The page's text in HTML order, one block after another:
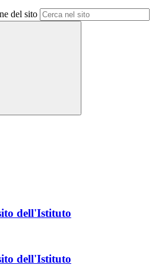
del sito
dell'Istituto
dell'Istituto